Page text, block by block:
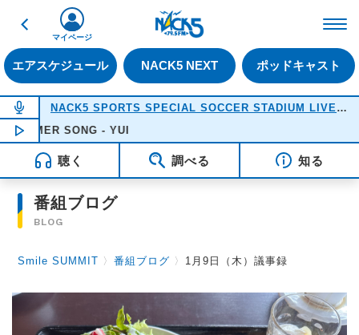
戻る
エアスケジュール NACK5 NEXT ポッドキャスト
マイページ
NOW ON AIR
NACK5 SPORTS SPECIAL SOCCER STADIUM LIVE 2026
NOW PLAYING18:05
SONG - YUI
聴く 調べる 知る
番組ブログ
BLOG
Smile SUMMIT 〉番組ブログ 〉 1月9日（木）議事録